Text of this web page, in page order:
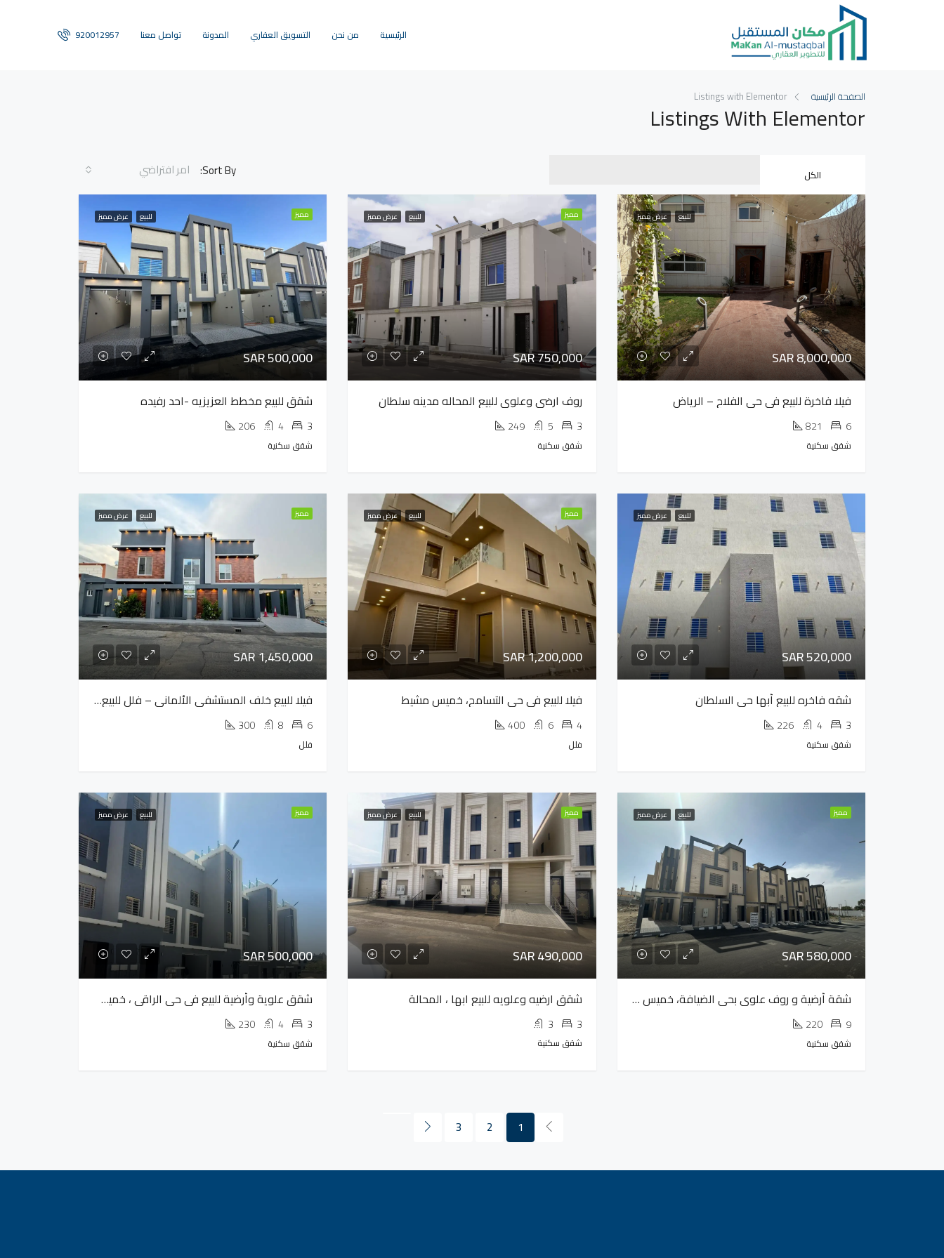
الرئيسية من نحن التسويق العقاري المدونة تواصل معنا 920012957
الصفحة الرئيسية Listings with Elementor
Listings With Elementor
الكل Sort By: امر افتراضي
للبيع عرض مميز
SAR 8,000,000
فيلا فاخرة للبيع في حي الفلاح – الرياض
6
821
شقق سكنية
مميز للبيع عرض مميز
SAR 750,000
روف ارضي وعلوي للبيع المحاله مدينه سلطان
3
5
249
شقق سكنية
مميز للبيع عرض مميز
SAR 500,000
شقق للبيع مخطط العزيزيه -احد رفيده
3
4
206
شقق سكنية
للبيع عرض مميز
SAR 520,000
شقه فاخره للبيع أبها حى السلطان
3
4
226
شقق سكنية
مميز للبيع عرض مميز
SAR 1,200,000
فيلا للبيع في حي التسامح، خميس مشيط
4
6
400
فلل
مميز للبيع عرض مميز
SAR 1,450,000
فيلا للبيع خلف المستشفى الألماني – فلل للبيع خميس مشيط
6
8
300
فلل
مميز للبيع عرض مميز
SAR 580,000
شقة أرضية و روف علوي بحي الضيافة، خميس مشيط
9
220
شقق سكنية
مميز للبيع عرض مميز
SAR 490,000
شقق ارضيه وعلويه للبيع ابها ، المحالة
3
3
شقق سكنية
مميز للبيع عرض مميز
SAR 500,000
شقق علوية وأرضية للبيع في حي الراقي ، خميس مشيط
3
4
230
شقق سكنية
1
2
3